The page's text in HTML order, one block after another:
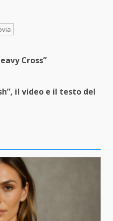
Cross”
il video e il testo del